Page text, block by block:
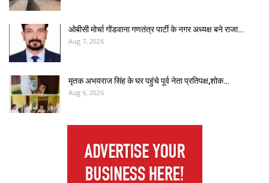
ओबीसी मोर्चा गोंडवाना गणतंत्र पार्टी के नगर अध्यक्ष बने राजा…
Aug 7, 2026
मृतक अभयराज सिंह के घर पहुंचे पूर्व नेता प्रतिपक्ष,शोक…
Aug 6, 2026